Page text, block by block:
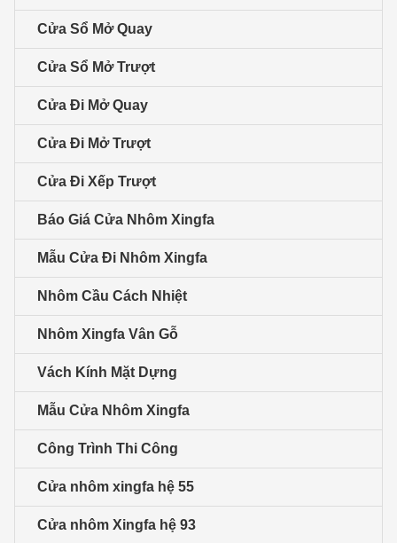
Cửa Sổ Mở Quay
Cửa Sổ Mở Trượt
Cửa Đi Mở Quay
Cửa Đi Mở Trượt
Cửa Đi Xếp Trượt
Báo Giá Cửa Nhôm Xingfa
Mẫu Cửa Đi Nhôm Xingfa
Nhôm Cầu Cách Nhiệt
Nhôm Xingfa Vân Gỗ
Vách Kính Mặt Dựng
Mẫu Cửa Nhôm Xingfa
Công Trình Thi Công
Cửa nhôm xingfa hệ 55
Cửa nhôm Xingfa hệ 93